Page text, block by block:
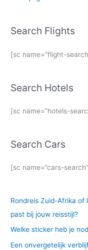
Search Flights
[sc name=”flight-
Search Hotels
[sc name=”hotels-
Search Cars
[sc name=”cars-
Rondreis Zuid-Afrika of
past bij jouw reisstijl?
Welke sticker heb je
Een onvergetelijk